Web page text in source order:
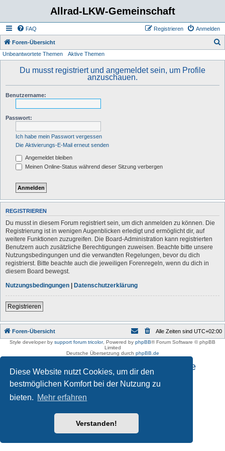
Diese Website nutzt Cookies, um dir den
bestmöglichen Komfort bei der Nutzung zu
bieten. Mehr erfahren
Verstanden!
Allrad-LKW-Gemeinschaft
FAQ Anmelden
Registrieren
Foren-Übersicht
Unbeantwortete Themen Aktive Themen
Du musst registriert und angemeldet sein, um Profile
anzuschauen.
Benutzername:
Passwort:
Ich habe mein Passwort vergessen
Die Aktivierungs-E-Mail erneut senden
Angemeldet bleiben
Meinen Online-Status während dieser Sitzung verbergen
REGISTRIEREN
Du musst in diesem Forum registriert sein, um dich anmelden zu können. Die
Registrierung ist in wenigen Augenblicken erledigt und ermöglicht dir, auf
weitere Funktionen zuzugreifen. Die Board-Administration kann registrierten
Benutzern auch zusätzliche Berechtigungen zuweisen. Beachte bitte unsere
Nutzungsbedingungen und die verwandten Regelungen, bevor du dich
registrierst. Bitte beachte auch die jeweiligen Forenregeln, wenn du dich in
diesem Board bewegst.
Nutzungsbedingungen | Datenschutzerklärung
Registrieren
Foren-Übersicht Alle Zeiten sind UTC+02:00
Style developer by support forum tricolor, Powered by phpBB® Forum Software © phpBB
Limited
Deutsche Übersetzung durch phpBB.de
Impressum und Datenschutzhinweise